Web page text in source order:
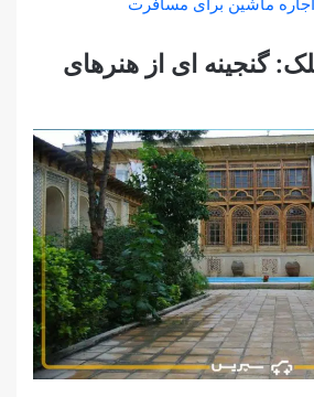
گنجینه ای از هنرهای